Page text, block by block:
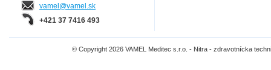
vamel@vamel.sk
+421 37 7416 493
© Copyright 2026 VAMEL Meditec s.r.o. - Nitra - zdravotnícka